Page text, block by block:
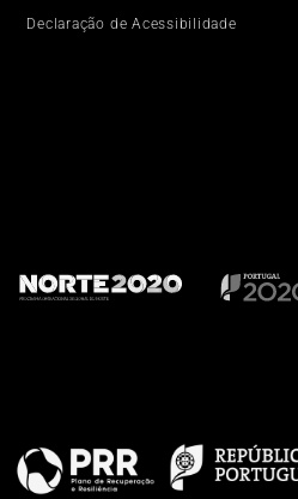
Declaração de Acessibilidade